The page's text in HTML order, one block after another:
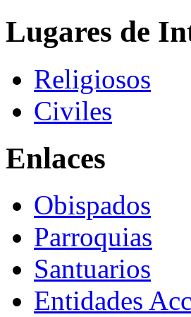
Lugares de
Religiosos
Civiles
Enlaces
Obispados
Parroquias
Santuarios
Entidades